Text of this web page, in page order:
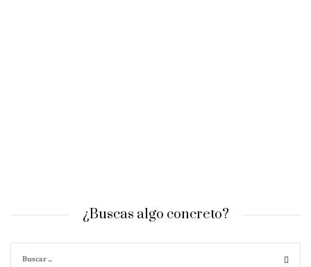
¿Buscas algo concreto?